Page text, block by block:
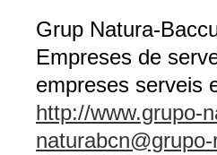
Grup Natura-
Empreses de
empreses serveis
http://www.grupo-